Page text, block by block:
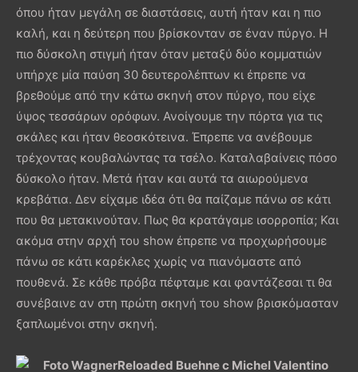
όπου ήταν μεγάλη σε διαστάσεις, αυτή ήταν και η πιο
καλή, και η δεύτερη που βρίσκονταν σε έναν πύργο. Η
πιο δύσκολη στιγμή ήταν όταν μεταξύ δύο κομματιών
υπήρχε μία παύση 30 δευτερολέπτων κι έπρεπε να
βρεθούμε από την κάτω σκηνή στον πύργο, που είχε
ύψος τεσσάρων ορόφων. Ανοίγουμε την πόρτα για τις
σκάλες και ήταν θεοσκότεινα. Έπρεπε να ανέβουμε
τρέχοντας κουβαλώντας τα τσέλο. Καταλαβαίνεις πόσο
δύσκολο ήταν. Μετά ήταν και αυτά τα αιωρούμενα
κρεβάτια. Δεν είχαμε ιδέα ότι θα παίζαμε πάνω σε κάτι
που θα μετακινούταν. Πως θα κρατάγαμε ισορροπία; Και
ακόμα στην αρχή του show έπρεπε να προχωρήσουμε
πάνω σε κάτι καρέκλες χωρίς να πιανόμαστε από
πουθενά. Σε κάθε πρόβα πέφταμε και φαντάζεσαι τι θα
συνέβαινε αν στη πρώτη σκηνή του show βρισκόμασταν
ξαπλωμένοι στην σκηνή.